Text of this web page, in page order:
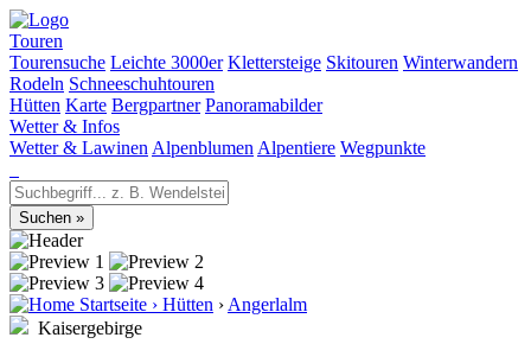
Touren
Tourensuche Leichte 3000er Klettersteige Skitouren Winterwandern
Rodeln Schneeschuhtouren
Hütten Karte Bergpartner Panoramabilder
Wetter & Infos
Wetter & Lawinen Alpenblumen Alpentiere Wegpunkte
Startseite › Hütten › Angerlalm
Kaisergebirge